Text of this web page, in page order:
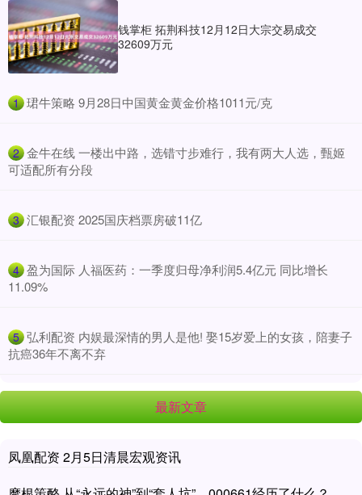
钱掌柜 拓荆科技12月12日大宗交易成交
32609万元
1 ​珺牛策略 9月28日中国黄金黄金价格1011元/克
2 ​金牛在线 一楼出中路，选错寸步难行，我有两大人选，甄姬
可适配所有分段
3 ​汇银配资 2025国庆档票房破11亿
4 ​盈为国际 人福医药：一季度归母净利润5.4亿元 同比增长
11.09%
5 ​弘利配资 内娱最深情的男人是他! 娶15岁爱上的女孩，陪妻子
抗癌36年不离不弃
最新文章
凤凰配资 2月5日清晨宏观资讯